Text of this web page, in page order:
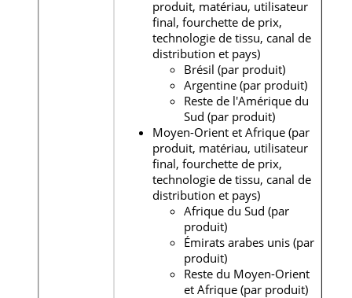
produit, matériau, utilisateur
final, fourchette de prix,
technologie de tissu, canal de
distribution et pays)
Brésil (par produit)
Argentine (par produit)
Reste de l'Amérique du
Sud (par produit)
Moyen-Orient et Afrique (par
produit, matériau, utilisateur
final, fourchette de prix,
technologie de tissu, canal de
distribution et pays)
Afrique du Sud (par
produit)
Émirats arabes unis (par
produit)
Reste du Moyen-Orient
et Afrique (par produit)